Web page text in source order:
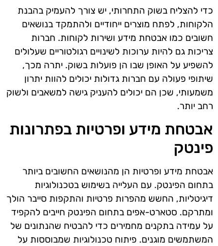
כדי להצליח בשוק התחרותי, יש צורך להעמיק בהבנת
הלקוחות, לפתח מוצרים ייחודיים ולהתמקד בנושאים
חשובים כמו אבטחת מידע ושירות לקוחות. חברות
צריכות גם להיות ערוכות לשינויים רגולטוריים שעלולים
להשפיע על האופן שבו הן פועלות בשוק. יתרה מכך,
שיתופי פעולה עם חברות גדולות יכולים להוות יתרון
משמעותי, שכן הם יכולים להעניק גישה למשאבים ולשוק
רחב יותר.
אבטחת מידע ופרטיות בפתרונות
פינטק
אבטחת מידע ופרטיות הן מהנושאים החשובים ביותר
בתחום הפינטק. עם העלייה בשימוש בטכנולוגיות
דיגיטליות, החשש מהפרות פרטיות והתקפות סייבר הולך
ומתרקם. סטארט-אפים בתחום הפינטק חייבים להקפיד
על עמידה בתקנים מחמירים כדי להבטיח שהנתונים של
המשתמשים מוגנים. פיתוח טכנולוגיות שמבוססות על